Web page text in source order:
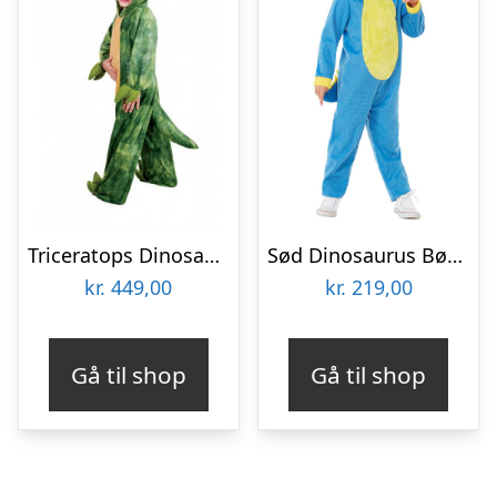
Triceratops Dinosaur Onesie Børnekostume
kr. 449,00
Gå til shop
Sød Dinosaurus Børnekostume
kr. 219,00
Gå til shop